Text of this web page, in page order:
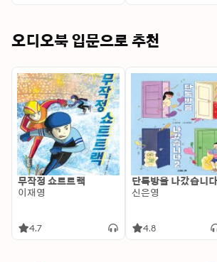
오디오북 입문으로 추천
무작정 쇼트트랙
이재영
4.7
단톡방을 나갔습니
신은영
4.8